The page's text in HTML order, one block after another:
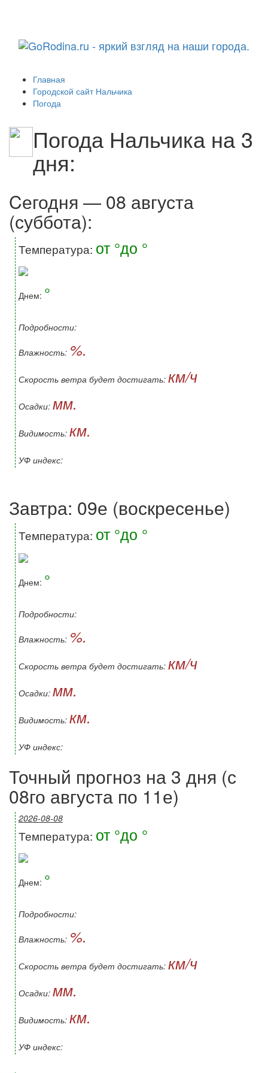
Главная
Городской сайт Нальчика
Погода
Погода Нальчика на 3
дня:
Cегодня — 08 августа
(суббота):
Температура: от °до °
Днем: °
Подробности:
Влажность: %.
Скорость ветра будет достигать: км/ч
Осадки: мм.
Видимость: км.
УФ индекс:
Завтра: 09е (воскресенье)
Температура: от °до °
Днем: °
Подробности:
Влажность: %.
Скорость ветра будет достигать: км/ч
Осадки: мм.
Видимость: км.
УФ индекс:
Точный прогноз на 3 дня (с
08го августа по 11е)
2026-08-08
Температура: от °до °
Днем: °
Подробности:
Влажность: %.
Скорость ветра будет достигать: км/ч
Осадки: мм.
Видимость: км.
УФ индекс: